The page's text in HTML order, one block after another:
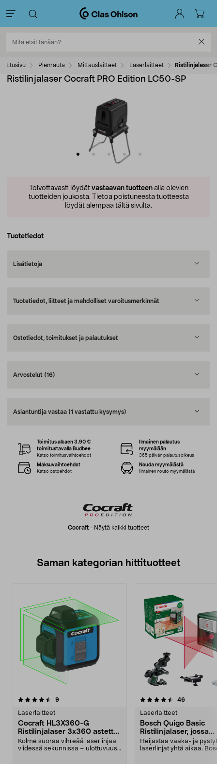
Etusivu Pienrauta Mittauslaitteet Laserlaitteet Ristilinjalaser
Ristilinjalaser Cocraft PRO Edition LC50-SP
Toivottavasti löydät vastaavan tuotteenalla olevien
tuotteiden joukosta. Tietoa poistuneesta tuotteesta
löydät alempaa tältä sivulta.
Tuotetiedot
Lisätietoja
Tuotetiedot, liitteet ja mahdolliset varoitusmerkinnät
Ostotiedot, toimitukset ja palautukset
Arvostelut (16)
Asiantuntija vastaa (1 vastattu kysymys)
Cocraft- Näytä kaikki tuotteet
Toimitus alkaen 3,90 €
toimitustavalla Budbee
Katso toimitusvaihtoehdot
Ilmainen palautus
myymälään
365 päivän palautusoikeus
Maksuvaihtoehdot
Katso ostoehdot
Nouda myymälästä
Ilmainen nouto myymälästä
Saman kategorian hittituotteet
9arvostelut
Laserlaitteet
Cocraft HL3X360-G
Ristilinjalaser 3x360 astetta
vihreä
Kolme suoraa vihreää laserlinjaa
viidessä sekunnissa – ulottuvuus
4.5 viidestä
46arvostelut
Laserlaitteet
Bosch Quigo Basic
Ristilinjalaser, jossa
yleiskiinnike
Heijastaa vaaka- ja
laserlinjat yhtä aikaa.
4.5 viidestä